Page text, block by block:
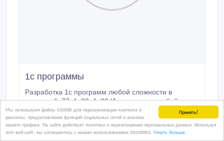
Принять!
Мы используем файлы cookie для персонализации контента и
рекламы, предоставления функций социальных сетей и анализа
нашего трафика. На сайте действует политика о неразглашении персональных данных. Используя
этот веб-сайт, вы соглашаетесь с нашим использованием coookies. Узнать больше
1с программы
Разработка 1с программ любой сложности в
системе 1с77, 1с82, 1с83 Интеграция с любой
системой.
03/06/2016 23:52
Разработка ПО и веб сайтов